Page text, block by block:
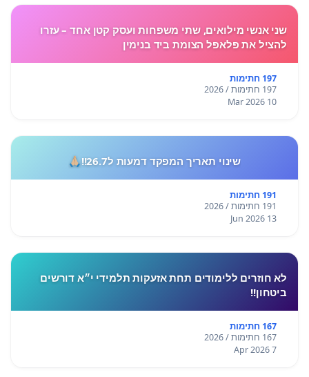
שני אנשי מילואים, שתי משפחות ועסק קטן אחד – עזרו
להציל את פלאפל הצומת ביד בנימין
197 חתימות
197 חתימות / 2026
10 Mar 2026
שינוי תאריך המפקד דמעות ל26.7!!🙏🏼
191 חתימות
191 חתימות / 2026
13 Jun 2026
לא חוזרים ללימודים תחת אזעקות תלמידי י״א דורשים
ביטחון!!
167 חתימות
167 חתימות / 2026
7 Apr 2026